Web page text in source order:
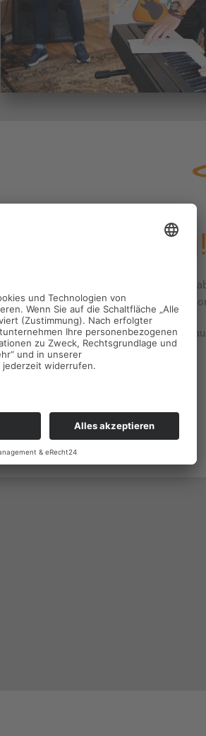
Band Coaching!
Ihr habt schon eine Band. Irgendwas fehlt
Songs klingen irgendwie nicht so
Lasst euch – gerne auch in eurem
beraten! (Preis pro Stunde)